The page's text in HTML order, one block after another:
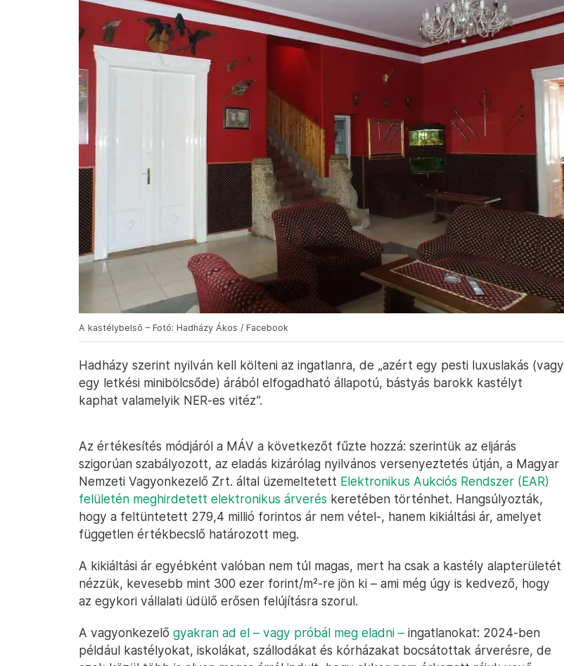
A kastélybelső – Fotó: Hadházy Ákos / Facebook
Hadházy szerint nyilván kell költeni az ingatlanra, de „azért egy pesti luxuslakás (vagy
egy letkési minibölcsőde) árából elfogadható állapotú, bástyás barokk kastélyt
kaphat valamelyik NER-es vitéz”.
Az értékesítés módjáról a MÁV a következőt fűzte hozzá: szerintük az eljárás
szigorúan szabályozott, az eladás kizárólag nyilvános versenyeztetés útján, a Magyar
Nemzeti Vagyonkezelő Zrt. által üzemeltetett Elektronikus Aukciós Rendszer (EAR)
felületén meghirdetett elektronikus árverés keretében történhet. Hangsúlyozták,
hogy a feltüntetett 279,4 millió forintos ár nem vétel-, hanem kikiáltási ár, amelyet
független értékbecslő határozott meg.
A kikiáltási ár egyébként valóban nem túl magas, mert ha csak a kastély alapterületét
nézzük, kevesebb mint 300 ezer forint/m²-re jön ki – ami még úgy is kedvező, hogy
az egykori vállalati üdülő erősen felújításra szorul.
A vagyonkezelő gyakran ad el – vagy próbál meg eladni – ingatlanokat: 2024-ben
például kastélyokat, iskolákat, szállodákat és kórházakat bocsátottak árverésre, de